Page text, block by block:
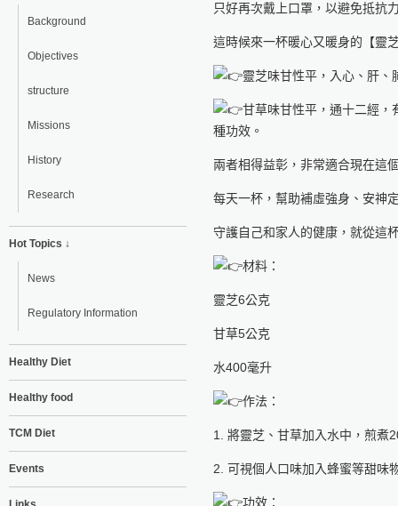
Background
Objectives
structure
Missions
History
Research
Hot Topics ↓
News
Regulatory Information
Healthy Diet
Healthy food
TCM Diet
Events
只好再次戴上口罩，以避免抵抗
這時候來一杯暖心又暖身的【靈
靈芝味甘性平，入心、肝、
甘草味甘性平，通十二經，
種功效。
兩者相得益彰，非常適合現在這
每天一杯，幫助補虛強身、安神
守護自己和家人的健康，就從這
材料：
靈芝6公克
甘草5公克
水400毫升
作法：
1. 將靈芝、甘草加入水中，煎煮
2. 可視個人口味加入蜂蜜等甜味
功效：